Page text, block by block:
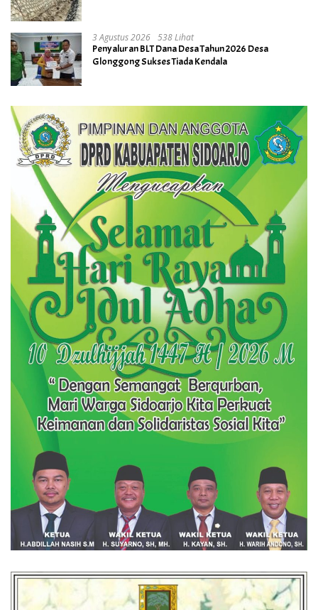
3 Agustus 2026 538 Lihat
Penyaluran BLT Dana Desa Tahun 2026 Desa
Glonggong Sukses Tiada Kendala